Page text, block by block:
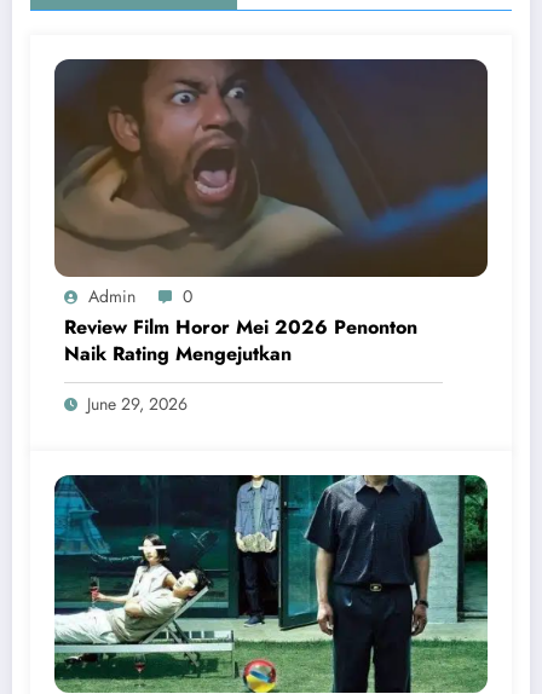
Admin 0
Review Film Horor Mei 2026 Penonton
Naik Rating Mengejutkan
June 29, 2026